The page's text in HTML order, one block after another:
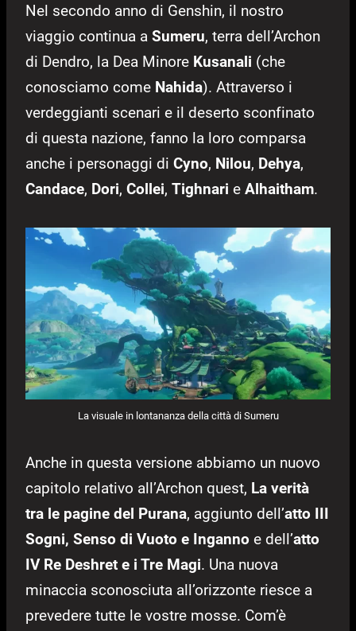
Nel secondo anno di Genshin, il nostro
viaggio continua a Sumeru, terra dell’Archon
di Dendro, la Dea Minore Kusanali (che
conosciamo come Nahida). Attraverso i
verdeggianti scenari e il deserto sconfinato
di questa nazione, fanno la loro comparsa
anche i personaggi di Cyno, Nilou, Dehya,
Candace, Dori, Collei, Tighnari e Alhaitham.
La visuale in lontananza della città di Sumeru
Anche in questa versione abbiamo un nuovo
capitolo relativo all’Archon quest, La verità
tra le pagine del Purana, aggiunto dell’atto III
Sogni, Senso di Vuoto e Inganno e dell’atto
IV Re Deshret e i Tre Magi. Una nuova
minaccia sconosciuta all’orizzonte riesce a
prevedere tutte le vostre mosse. Com’è